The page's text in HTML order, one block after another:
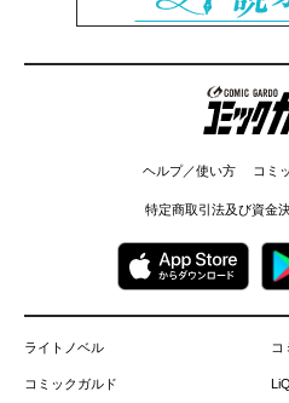
コミック
ヘルプ／使い方 コミ
特定商取引法及び資金
ライトノベル
コミックガルド
コ